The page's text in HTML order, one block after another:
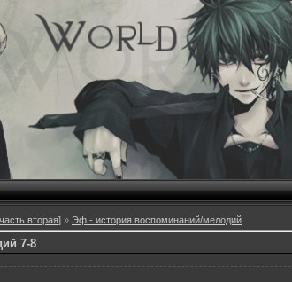
вторая] » Эф - история воспоминаний/мелодий
7-8